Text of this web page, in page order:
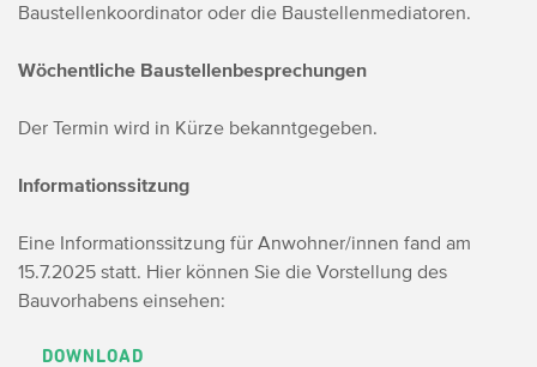
Baustellenkoordinator oder die Baustellenmediatoren.
Wöchentliche Baustellenbesprechungen
Der Termin wird in Kürze bekanntgegeben.
Informationssitzung
Eine Informationssitzung für Anwohner/innen fand am
15.7.2025 statt. Hier können Sie die Vorstellung des
Bauvorhabens einsehen:
DOWNLOAD